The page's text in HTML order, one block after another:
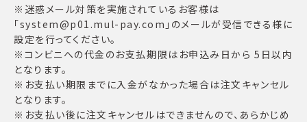
※迷惑メール対策を実施されているお客様は
「system@p01.mul-pay.com」のメールが受信できる様に
設定を行ってください。
※コンビニへの代金のお支払期限はお申込み日から 5日以内
となります。
※お支払い期限までに入金がなかった場合は注文キャンセル
となります。
※お支払い後に注文キャンセルはできませんので、あらかじめ